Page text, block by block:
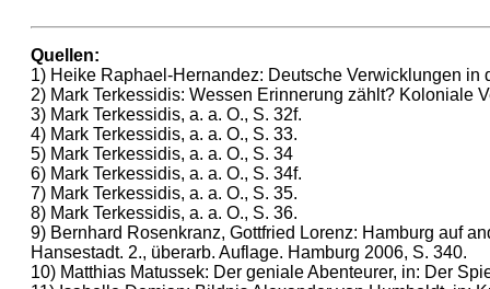
Quellen:
1) Heike Raphael-Hernandez: Deutsche Verwicklungen
2) Mark Terkessidis: Wessen Erinnerung zählt? Koloniale
3) Mark Terkessidis, a. a. O., S. 32f.
4) Mark Terkessidis, a. a. O., S. 33.
5) Mark Terkessidis, a. a. O., S. 34
6) Mark Terkessidis, a. a. O., S. 34f.
7) Mark Terkessidis, a. a. O., S. 35.
8) Mark Terkessidis, a. a. O., S. 36.
9) Bernhard Rosenkranz, Gottfried Lorenz: Hamburg auf
Hansestadt. 2., überarb. Auflage. Hamburg 2006, S. 340.
10) Matthias Matussek: Der geniale Abenteurer, in: Der